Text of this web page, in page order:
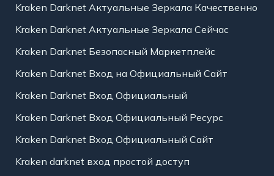
Kraken Darknet Актуальные Зеркала Качественно
Kraken Darknet Актуальные Зеркала Сейчас
Kraken Darknet Безопасный Маркетплейс
Kraken Darknet Вход на Официальный Сайт
Kraken Darknet Вход Официальный
Kraken Darknet Вход Официальный Ресурс
Kraken Darknet Вход Официальный Сайт
Kraken darknet вход простой доступ